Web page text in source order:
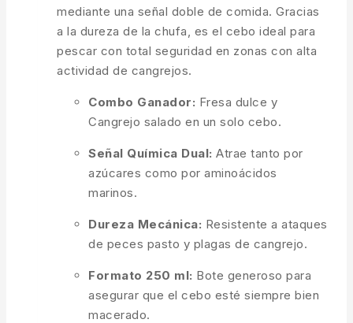
mediante una señal doble de comida. Gracias
a la dureza de la chufa, es el cebo ideal para
pescar con total seguridad en zonas con alta
actividad de cangrejos.
Combo Ganador: Fresa dulce y
Cangrejo salado en un solo cebo.
Señal Química Dual: Atrae tanto por
azúcares como por aminoácidos
marinos.
Dureza Mecánica: Resistente a ataques
de peces pasto y plagas de cangrejo.
Formato 250 ml: Bote generoso para
asegurar que el cebo esté siempre bien
macerado.